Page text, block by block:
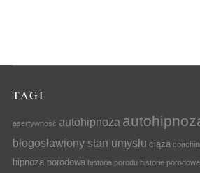
TAGI
asertywność autohipnoza
błogosławiony stan umysłu ciąża
hipnoza porodowa historia porodu historie porodowe